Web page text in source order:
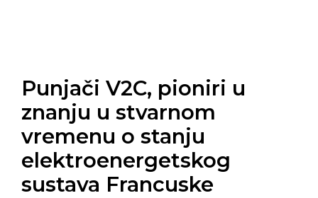
Punjači V2C, pioniri u
znanju u stvarnom
vremenu o stanju
elektroenergetskog
sustava Francuske